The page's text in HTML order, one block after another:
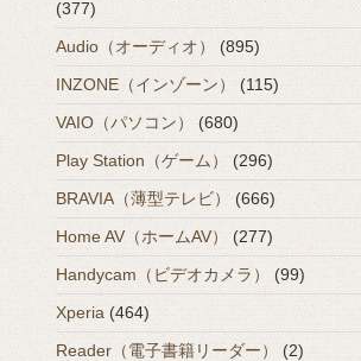
(377)
Audio（オーディオ）
(895)
INZONE（インゾーン）
(115)
VAIO（パソコン）
(680)
Play Station（ゲーム）
(296)
BRAVIA（薄型テレビ）
(666)
Home AV（ホームAV）
(277)
Handycam（ビデオカメラ）
(99)
Xperia (464)
Reader（電子書籍リーダー）
(2)